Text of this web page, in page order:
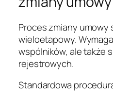
Proces zmiany umowy
wieloetapowy.
wspólników, ale także
rejestrowych.
Standardowa